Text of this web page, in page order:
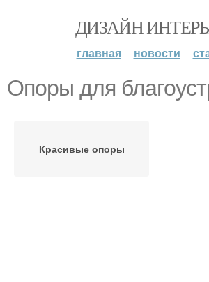
ДИЗАЙН
главная новости
Опоры для
Красивые опоры